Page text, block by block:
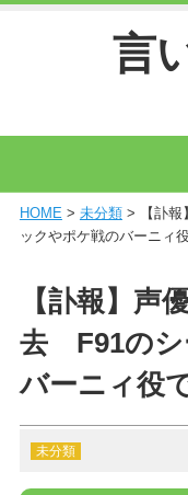
言
HOME> 未分類> 【訃報
ックやポケ戦のバーニィ
【訃報】声
去 F91のシ
バーニィ役
未分類